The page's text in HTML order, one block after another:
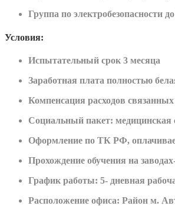
Группа по электробезопасности
Условия:
Испытательный срок 3 месяца
Заработная плата полностью
Компенсация расходов
Социальный пакет:
Оформление по ТК РФ,
Прохождение обучения на
График работы: 5- дневная
Расположение офиса: Район м.